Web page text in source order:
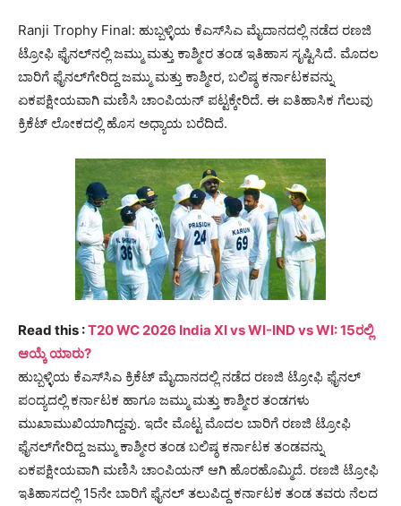
Ranji Trophy Final: ಹುಬ್ಬಳ್ಳಿಯ ಕೆಎಸ್‌ಸಿಎ ಮೈದಾನದಲ್ಲಿ ನಡೆದ ರಣಜಿ
ಟ್ರೋಫಿ ಫೈನಲ್‌ನಲ್ಲಿ ಜಮ್ಮು ಮತ್ತು ಕಾಶ್ಮೀರ ತಂಡ ಇತಿಹಾಸ ಸೃಷ್ಟಿಸಿದೆ. ಮೊದಲ
ಬಾರಿಗೆ ಫೈನಲ್‌ಗೇರಿದ್ದ ಜಮ್ಮು ಮತ್ತು ಕಾಶ್ಮೀರ, ಬಲಿಷ್ಠ ಕರ್ನಾಟಕವನ್ನು
ಏಕಪಕ್ಷೀಯವಾಗಿ ಮಣಿಸಿ ಚಾಂಪಿಯನ್ ಪಟ್ಟಕ್ಕೇರಿದೆ. ಈ ಐತಿಹಾಸಿಕ ಗೆಲುವು
ಕ್ರಿಕೆಟ್ ಲೋಕದಲ್ಲಿ ಹೊಸ ಅಧ್ಯಾಯ ಬರೆದಿದೆ.
Read this :T20 WC 2026 India XI vs WI-IND vs WI: 15ರಲ್ಲಿ
ಆಯ್ಕೆ ಯಾರು?
ಹುಬ್ಬಳ್ಳಿಯ ಕೆಎಸ್‌ಸಿಎ ಕ್ರಿಕೆಟ್ ಮೈದಾನದಲ್ಲಿ ನಡೆದ ರಣಜಿ ಟ್ರೋಫಿ ಫೈನಲ್
ಪಂದ್ಯದಲ್ಲಿ ಕರ್ನಾಟಕ ಹಾಗೂ ಜಮ್ಮು ಮತ್ತು ಕಾಶ್ಮೀರ ತಂಡಗಳು
ಮುಖಾಮುಖಿಯಾಗಿದ್ದವು. ಇದೇ ಮೊಟ್ಟ ಮೊದಲ ಬಾರಿಗೆ ರಣಜಿ ಟ್ರೋಫಿ
ಫೈನಲ್​ಗೇರಿದ್ದ ಜಮ್ಮು ಕಾಶ್ಮೀರ ತಂಡ ಬಲಿಷ್ಠ ಕರ್ನಾಟಕ ತಂಡವನ್ನು
ಏಕಪಕ್ಷೀಯವಾಗಿ ಮಣಿಸಿ ಚಾಂಪಿಯನ್ ಆಗಿ ಹೊರಹೊಮ್ಮಿದೆ. ರಣಜಿ ಟ್ರೋಫಿ
ಇತಿಹಾಸದಲ್ಲಿ 15ನೇ ಬಾರಿಗೆ ಫೈನಲ್ ತಲುಪಿದ್ದ ಕರ್ನಾಟಕ ತಂಡ ತವರು ನೆಲದ